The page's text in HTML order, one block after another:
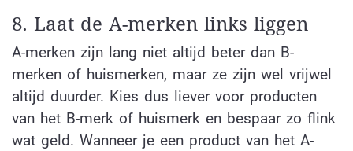
8. Laat de A-merken links liggen
A-merken zijn lang niet altijd beter dan B-
merken of huismerken, maar ze zijn wel vrijwel
altijd duurder. Kies dus liever voor producten
van het B-merk of huismerk en bespaar zo flink
wat geld. Wanneer je een product van het A-